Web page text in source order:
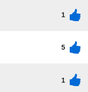
1
5
1